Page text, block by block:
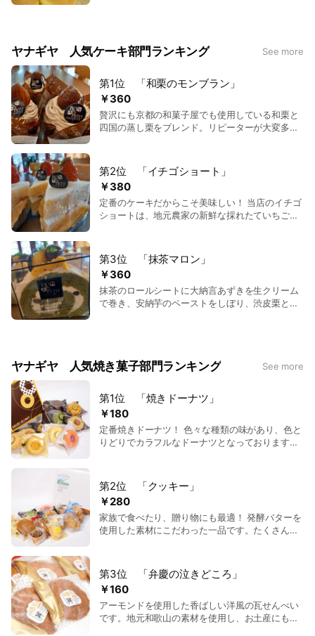
ヤナギヤ 人気ケーキ部門ランキング See more
￥360
第1位 「和栗のモンブラン」
贅沢にも京都の和菓子屋でも使用している和栗と
四国の蒸し栗をブレンド。リピーターが大変多い
まわりにとても美味しい特製のマロンペーストが
たっぷり。
￥380
第2位 「イチゴショート」
定番のケーキだからこそ美味しい！ 当店のイチゴ
ショートは、地元農家の新鮮な採れたていちごを
￥360
第3位 「抹茶マロン」
抹茶のロールシートに大納言あずきを生クリーム
で巻き、安納芋のペーストをしぼり、渋皮栗と皮
ヤナギヤ 人気焼き菓子部門ランキング See more
￥180
第1位 「焼きドーナツ」
定番焼きドーナツ！ 色々な種類の味があり、色と
りどりでカラフルなドーナツとなっております。
い、もらって嬉しいドーナツ。
￥280
第2位 「クッキー」
家族で食べたり、贈り物にも最適！ 発酵バターを
使用した素材にこだわった一品です。たくさんの
￥160
第3位 「弁慶の泣きどころ」
アーモンドを使用した香ばしい洋風の瓦せんべい
です。地元和歌山の素材を使用し、お土産にもぴ